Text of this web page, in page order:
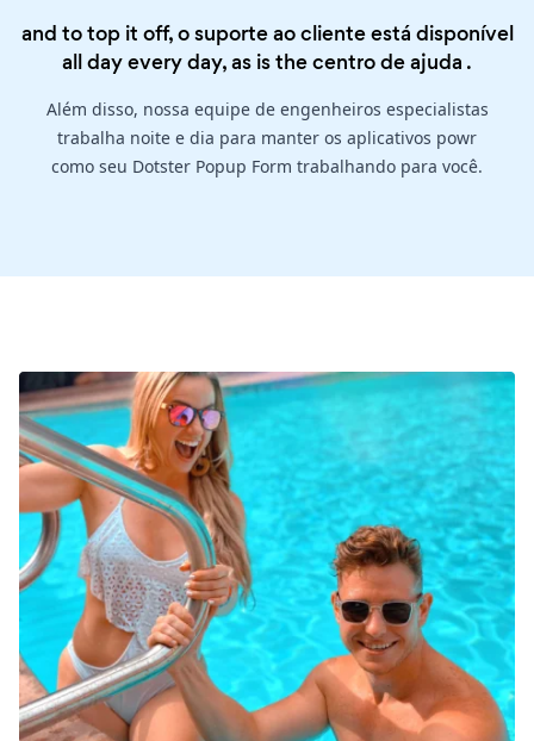
and to top it off, o suporte ao cliente está disponível
all day every day, as is thecentro de ajuda .
Além disso, nossa equipe de engenheiros especialistas
trabalha noite e dia para manter os aplicativos powr
como seu Dotster Popup Form trabalhando para você.